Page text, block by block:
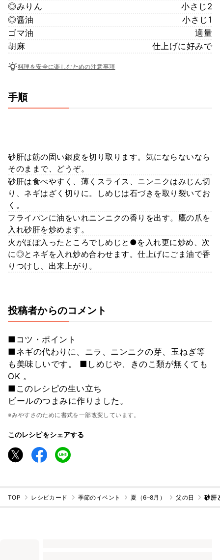
◎みりん
小さじ2
◎醤油
小さじ1
ゴマ油
適量
胡麻
仕上げに好みで
料理を安全に楽しむための注意事項
手順
砂肝は筋の固い銀皮を切り取ります。気にならないなら
そのままで、どうぞ。
砂肝は食べやすく、薄くスライス、ニンニクはみじん切
り、ネギはざく切りに。しめじは石づきを取り裂いてお
く。
フライパンに油をいれニンニクの香りを出す。鷹の爪を
入れ砂肝を炒めます。
火がほぼ入ったところでしめじと●を入れ更に炒め、次
に◎とネギを入れ炒め合わせます。仕上げにごま油で香
りつけし、出来上がり。
投稿者からのコメント
■コツ・ポイント
■ネギの代わりに、ニラ、ニンニクの芽、玉ねぎ等
も美味しいです。 ■しめじや、きのこ類が無くても
OK 。
■このレシピの生い立ち
ビールのつまみに作りました。
※みやすさのために書式を一部改変しています。
このレシピをシェアする
TOP レシピカード 季節のイベント 夏（6–8月） 父の日 砂肝